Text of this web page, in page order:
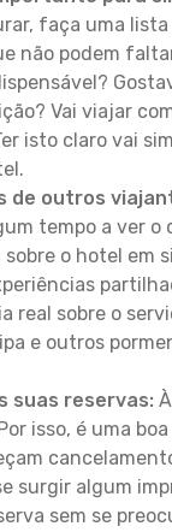
faça uma lista
não podem
Vai viajar
isto claro vai
de outros
tempo a ver o
o hotel em
real sobre o
e outros
suas reservas:
isso, é uma
surgir algum
sem se